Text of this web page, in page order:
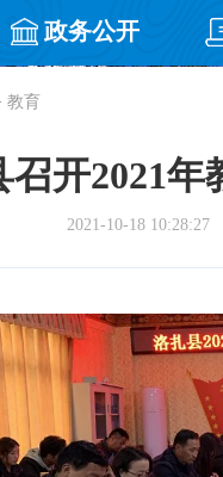
政务公开
教育
召开2021
2021-10-18 10:28:27